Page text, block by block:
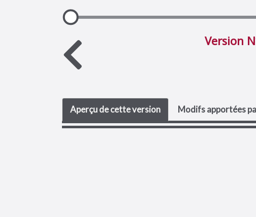
Version
Aperçu de cette version Modifs apportées